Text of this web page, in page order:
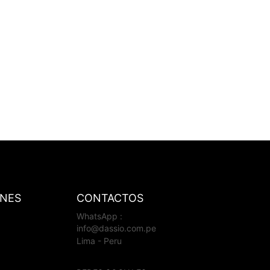
CONTACTOS
WhatsApp :
info@dassio.com.pe
Lima - Peru